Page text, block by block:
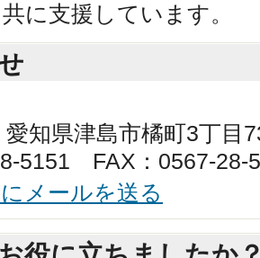
に支援しています。
知県津島市橘町3丁目
5151 FAX：0567-28-
メールを送る